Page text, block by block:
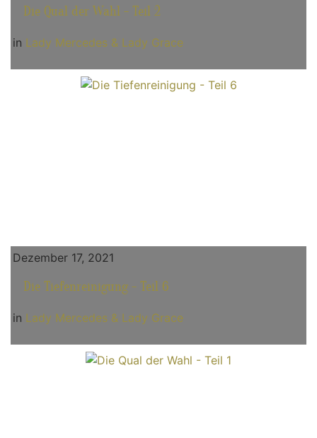
Die Qual der Wahl - Teil 2
in Lady Mercedes & Lady Grace
Dezember 17, 2021
Die Tiefenreinigung - Teil 6
in Lady Mercedes & Lady Grace